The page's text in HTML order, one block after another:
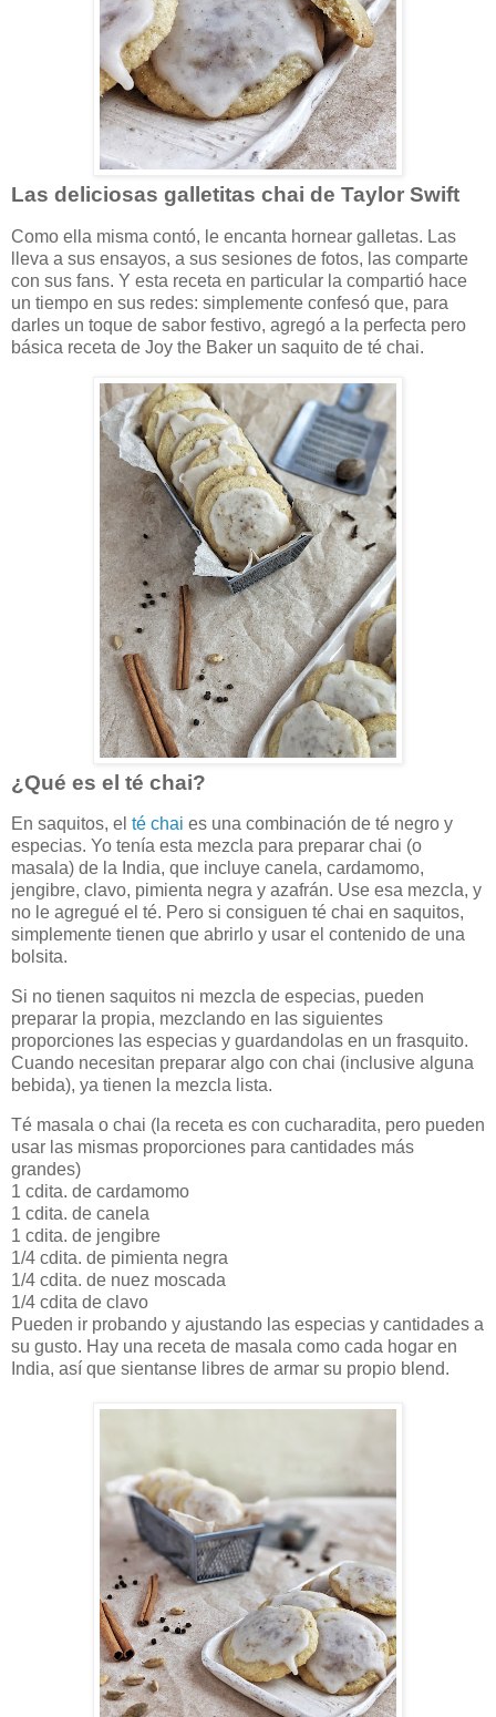
Las deliciosas galletitas chai de Taylor Swift
Como ella misma contó, le encanta hornear galletas. Las
lleva a sus ensayos, a sus sesiones de fotos, las comparte
con sus fans. Y esta receta en particular la compartió hace
un tiempo en sus redes: simplemente confesó que, para
darles un toque de sabor festivo, agregó a la perfecta pero
básica receta de Joy the Baker un saquito de té chai.
¿Qué es el té chai?
En saquitos, el té chai es una combinación de té negro y
especias. Yo tenía esta mezcla para preparar chai (o
masala) de la India, que incluye canela, cardamomo,
jengibre, clavo, pimienta negra y azafrán. Use esa mezcla, y
no le agregué el té. Pero si consiguen té chai en saquitos,
simplemente tienen que abrirlo y usar el contenido de una
bolsita.
Si no tienen saquitos ni mezcla de especias, pueden
preparar la propia, mezclando en las siguientes
proporciones las especias y guardandolas en un frasquito.
Cuando necesitan preparar algo con chai (inclusive alguna
bebida), ya tienen la mezcla lista.
Té masala o chai (la receta es con cucharadita, pero pueden
usar las mismas proporciones para cantidades más
grandes)
1 cdita. de cardamomo
1 cdita. de canela
1 cdita. de jengibre
1/4 cdita. de pimienta negra
1/4 cdita. de nuez moscada
1/4 cdita de clavo
Pueden ir probando y ajustando las especias y cantidades a
su gusto. Hay una receta de masala como cada hogar en
India, así que sientanse libres de armar su propio blend.